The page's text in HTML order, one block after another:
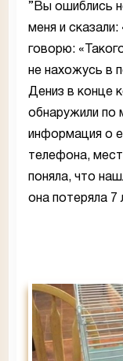
”Вы ошиблись
меня и
говорю:
не нахожусь в
Дениз в конце
обнаружили по
информация о
телефона,
поняла, что
она потеряла 7